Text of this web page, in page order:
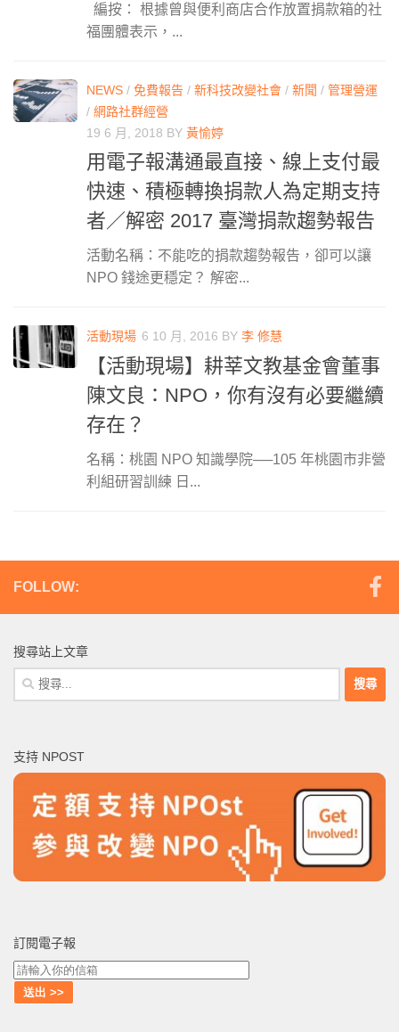
編按： 根據曾與便利商店合作放置捐款箱的社
福團體表示，...
NEWS / 免費報告 / 新科技改變社會 / 新聞 / 管理營運
/ 網路社群經營
19 6 月, 2018 BY 黃愉婷
用電子報溝通最直接、線上支付最
快速、積極轉換捐款人為定期支持
者／解密 2017 臺灣捐款趨勢報告
活動名稱：不能吃的捐款趨勢報告，卻可以讓
NPO 錢途更穩定？ 解密...
活動現場 6 10 月, 2016 BY 李 修慧
【活動現場】耕莘文教基金會董事
陳文良：NPO，你有沒有必要繼續
存在？
名稱：桃園 NPO 知識學院──105 年桃園市非營
利組研習訓練 日...
FOLLOW:
搜尋站上文章
搜
尋
字:
支持 NPOST
訂閱電子報